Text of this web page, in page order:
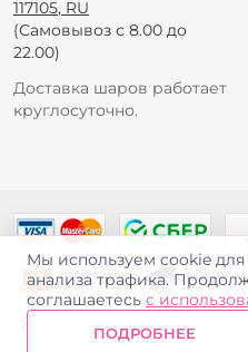
117105, RU
(Самовывоз с 8.00 до
22.00)
Доставка шаров работает
круглосуточно.
Мы используем cookie
анализа трафика.
соглашаетесь с
ПОДРОБНЕЕ